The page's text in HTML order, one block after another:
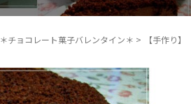
＊チョコレート菓子バレンタイン＊ > 【手作り